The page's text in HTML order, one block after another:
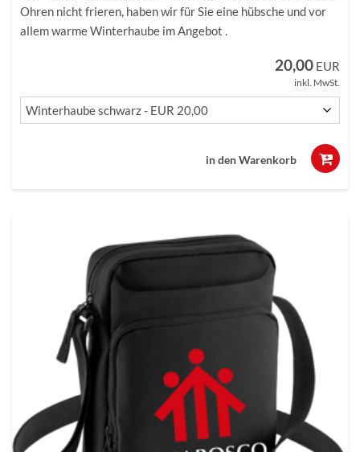
Ohren nicht frieren, haben wir für Sie eine hübsche und vor
allem warme Winterhaube im Angebot .
20,00 EUR
inkl. MwSt.